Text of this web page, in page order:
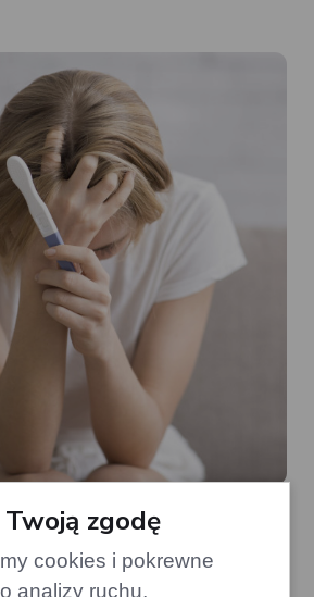
u kobiet i
zgodę
cookies i pokrewne
analizy ruchu,